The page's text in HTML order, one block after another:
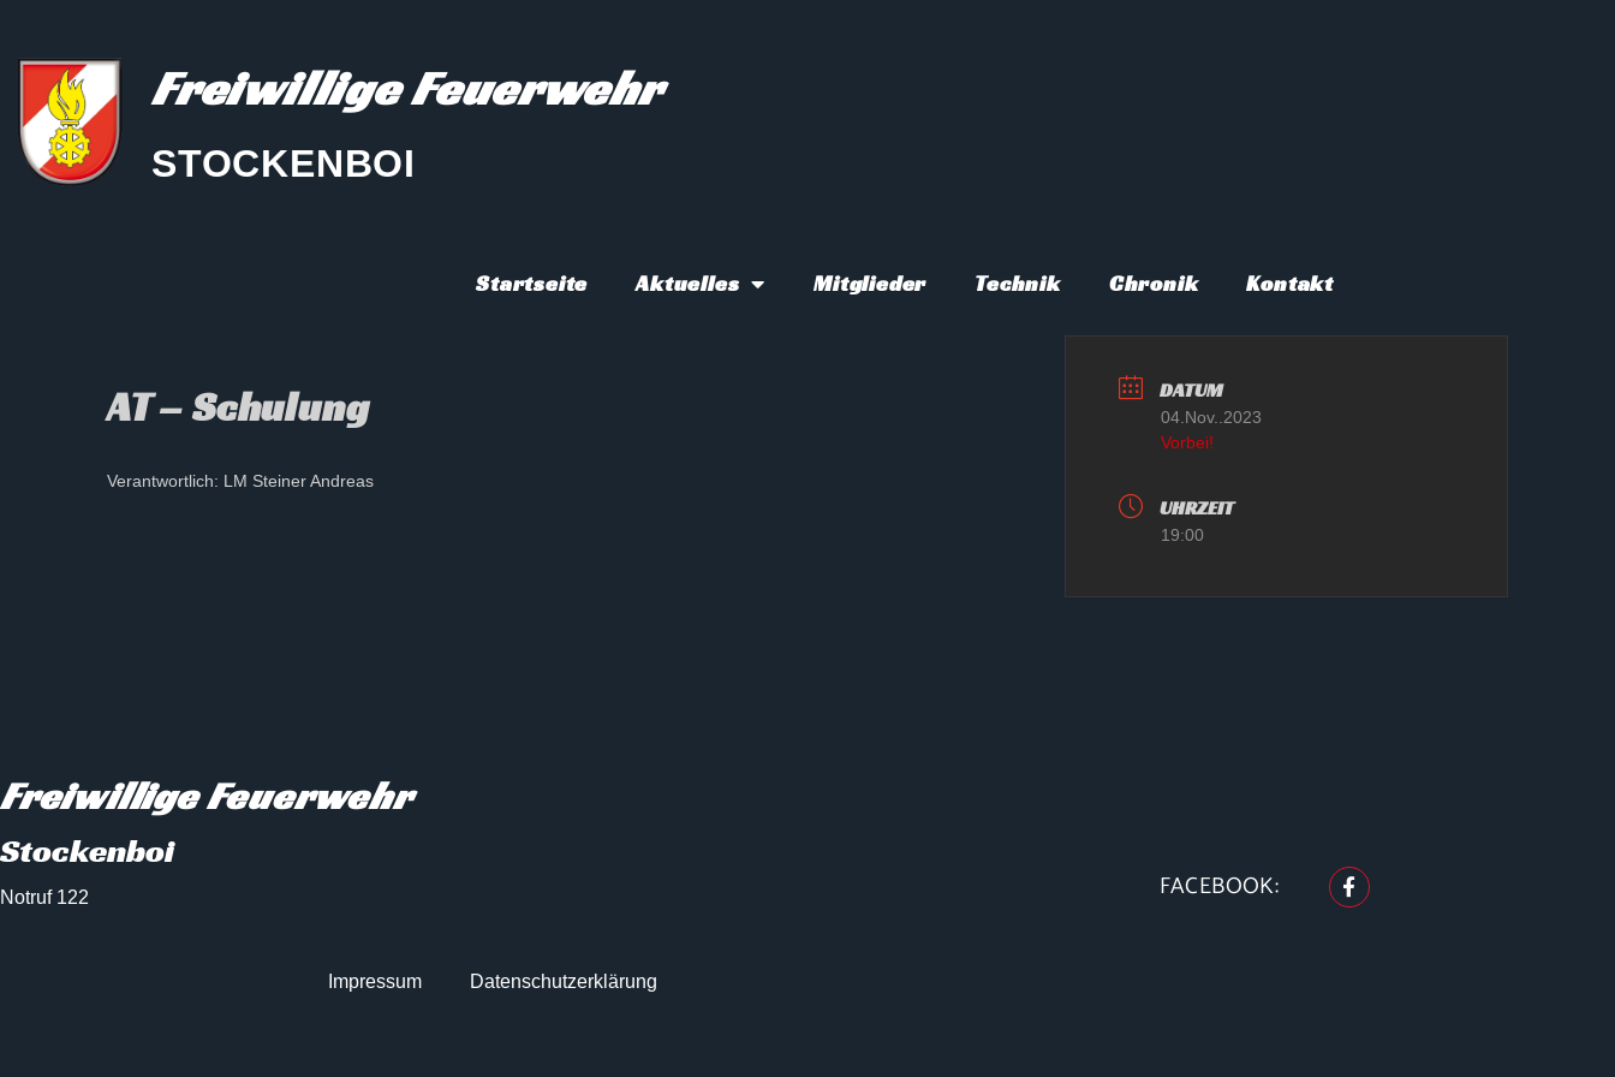
Freiwillige Feuerwehr
STOCKENBOI
Startseite Aktuelles Mitglieder Technik Chronik Kontakt
AT – Schulung
Verantwortlich: LM Steiner Andreas
DATUM
04.Nov..2023
Vorbei!
UHRZEIT
19:00
Freiwillige Feuerwehr
Stockenboi
Notruf 122
Impressum Datenschutzerklärung
FACEBOOK: